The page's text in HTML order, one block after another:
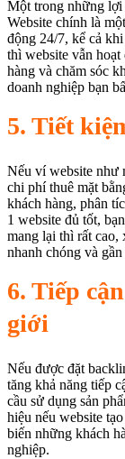
Một trong những lợi
Website chính là
động 24/7, kể cả
thì website vẫn
hàng và chăm sóc
doanh nghiệp bạn
5. Tiết
Nếu ví website như
chi phí thuê mặt
khách hàng, phân
1 website đủ tốt,
mang lại thì rất
nhanh chóng và
6. Tiếp
giới
Nếu được đặt
tăng khả năng tiếp
cầu sử dụng sản
hiệu nếu website
biến những khách
nghiệp.